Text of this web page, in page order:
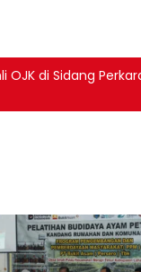
OJK di Sidang